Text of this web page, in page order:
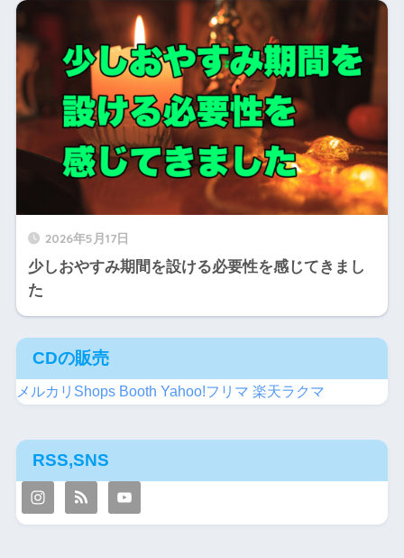
2026年5月17日
少しおやすみ期間を設ける必要性を感じてきまし
た
CDの販売
メルカリShops Booth Yahoo!フリマ 楽天ラクマ
RSS,SNS